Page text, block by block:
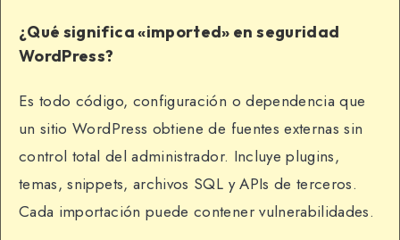
¿Qué significa «imported» en seguridad
WordPress?
Es todo código, configuración o dependencia que
un sitio WordPress obtiene de fuentes externas sin
control total del administrador. Incluye plugins,
temas, snippets, archivos SQL y APIs de terceros.
Cada importación puede contener vulnerabilidades.